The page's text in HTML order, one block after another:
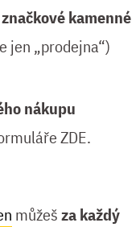
kamenné
jen „prodejna“)
nákupu
ZDE.
můžešza každý